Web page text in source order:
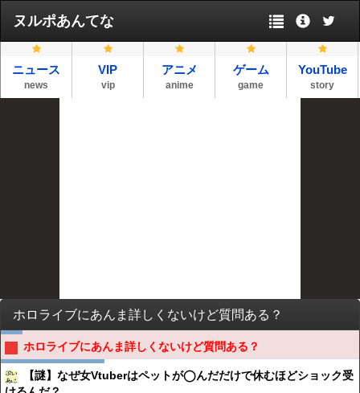
ヌルポあんてな
ニュース
news
VIP
vip
アニメ
anime
ゲーム
game
YouTube
story
ホロライブにあんま詳しくないけど質問ある？
ホロライブにあんま詳しくないけど質問ある？
【謎】なぜ女Vtuberはペットが◯んだだけで休むほどショック受